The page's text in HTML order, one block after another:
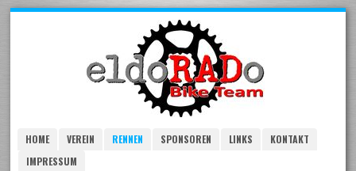
HOME VEREIN RENNEN SPONSOREN LINKS
KONTAKT
IMPRESSUM